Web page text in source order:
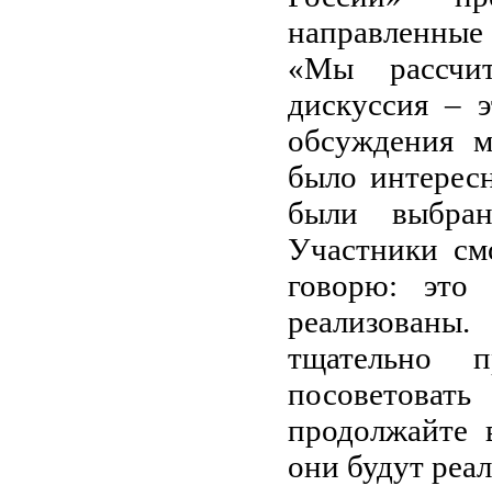
«Мы
дискуссия –
обсуждения
было
были
Участники
говорю: это
тщательно
продолжайте
они будут